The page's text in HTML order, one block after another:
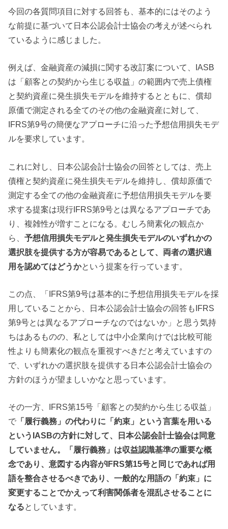
今回の各質問項目に対する回答も、基本的にはそのよう
な前提に基づいて日本公認会計士協会の考えが述べられ
ているように感じました。
例えば、金融資産の減損に関する改訂案について、IASB
は「顧客との契約から生じる収益」の範囲内で売上債権
と契約資産に発生損失モデルを維持するとともに、償却
原価で測定される全てのその他の金融資産に対して、
IFRS第9号の簡便なアプローチに沿った予想信用損失モデ
ルを要求しています。
これに対し、日本公認会計士協会の回答としては、売上
債権と契約資産に発生損失モデルを維持し、償却原価で
測定する全ての他の金融資産に予想信用損失モデルを要
求する提案は現行IFRS第9号とは異なるアプローチであ
り、複雑性が増すことになる。むしろ簡素化の観点か
ら、予想信用損失モデルと発生損失モデルのいずれかの
選択肢を提供する方が容易であるとして、両者の選択適
用を認めてはどうかという提案を行っています。
この点、「IFRS第9号は基本的に予想信用損失モデルを採
用していることから、日本公認会計士協会の回答もIFRS
第9号とは異なるアプローチなのではないか」と思う気持
ちはあるものの、私としては中小企業向けでは比較可能
性よりも簡素化の観点を重視すべきだと考えていますの
で、いずれかの選択肢を提供する日本公認会計士協会の
方針のほうが望ましいかなと思っています。
その一方、IFRS第15号「顧客との契約から生じる収益」
で 「履行義務」の代わりに「約束」という言葉を用いる
というIASBの方針に対して、日本公認会計士協会は同意
していません。「履行義務」は収益認識基準の重要な概
念であり、意図する内容がIFRS第15号と同じであれば用
語を整合させるべきであり、一般的な用語の「約束」に
変更することでかえって利害関係者を混乱させることに
なるとしています。